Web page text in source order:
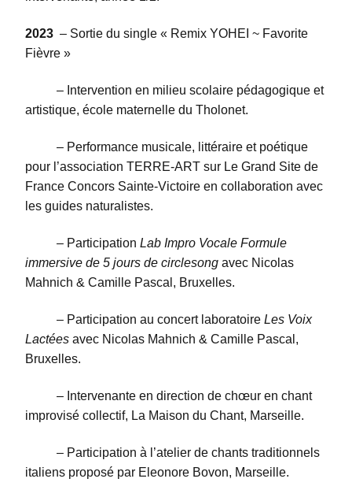
2023 – Sortie du single « Remix YOHEI ~ Favorite
Fièvre »
– Intervention en milieu scolaire pédagogique et
artistique, école maternelle du Tholonet.
– Performance musicale, littéraire et poétique
pour l’association TERRE-ART sur Le Grand Site de
France Concors Sainte-Victoire en collaboration avec
les guides naturalistes.
– Participation Lab Impro Vocale Formule
immersive de 5 jours de circlesong avec Nicolas
Mahnich & Camille Pascal, Bruxelles.
– Participation au concert laboratoire Les Voix
Lactées avec Nicolas Mahnich & Camille Pascal,
Bruxelles.
– Intervenante en direction de chœur en chant
improvisé collectif, La Maison du Chant, Marseille.
– Participation à l’atelier de chants traditionnels
italiens proposé par Eleonore Bovon, Marseille.